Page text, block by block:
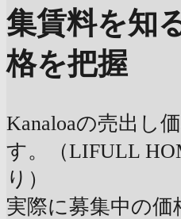
集賃料を知
格を把握
Kanaloaの売出し
す。（LIFULL
り）
実際に募集中の